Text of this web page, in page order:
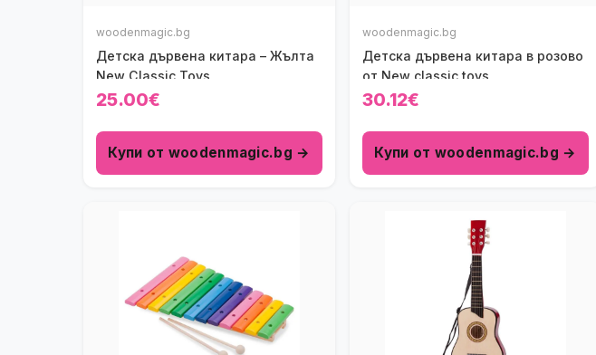
woodenmagic.bg
Детска дървена китара – Жълта
New Classic Toys
25.00€
Купи от woodenmagic.bg →
woodenmagic.bg
Детска дървена китара в розово
от New classic toys
30.12€
Купи от woodenmagic.bg →